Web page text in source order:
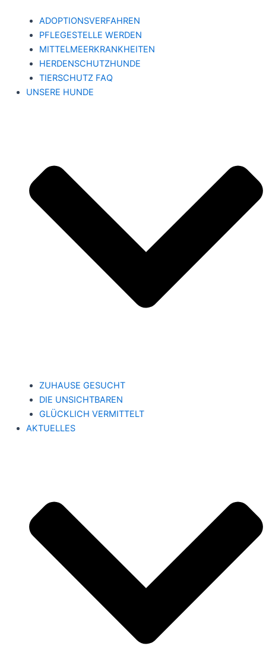
ADOPTIONSVERFAHREN
PFLEGESTELLE WERDEN
MITTELMEERKRANKHEITEN
HERDENSCHUTZHUNDE
TIERSCHUTZ FAQ
UNSERE HUNDE
ZUHAUSE GESUCHT
DIE UNSICHTBAREN
GLÜCKLICH VERMITTELT
AKTUELLES